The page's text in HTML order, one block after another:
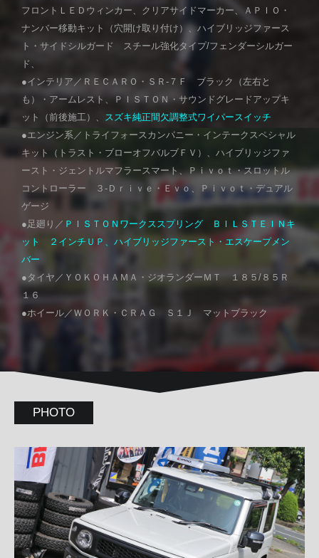
フロントＬＥＤウィンカー、クリアサイドマーカー、ＡＰＩＯ・
ナンバー移動キット（穴開け取り付け）、ハイブリッジファース
ト・サイドシルガード スチール強化タイプ/フェンダーシルガー
ド、
●インテリア／ＲＥＣＡＲＯ・ＳＲ-７Ｆ ブラック（左右と
も）・アームレスト、ＰＩＳＴＯＮ・サウンドグレードアップキ
ット（前後施工）、 スズキ純正間欠調整式ワイパースイッチ
●エンジン系／トライフォースカンパニー・インテークスペシャル
キット（トラスト・ブローオフバルブＦＶ）、ハイブリッジファ
ースト・ジェントルマフラースマート、Ｐｉｖｏｔ・スロットル
コントローラー ３-Ｄｒｉｖｅ・Ｅｖｏ、Ｐｉｖｏｔ・デュアル
ゲージ
●足廻り／ ＰＩＳＴＯＮワークススプリング ＢＩＬＳＴＥＩＮキ
ット ２インチＵＰ、ハイブリッジファースト・エスケープメン
バー
●タイヤ／ＹＯＫＯＨＡＭＡ・ジオランダーＭＴ １８５/８５Ｒ
１６
●ホイール／ＷＯＲＫ・ＣＲＡＧ Ｓ１Ｊ マットブラック
PHOTO